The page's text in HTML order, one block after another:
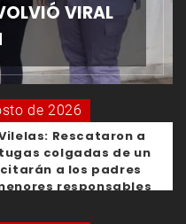
VIRAL
de 2026
Rescataron a
colgadas de un
a los padres
responsables